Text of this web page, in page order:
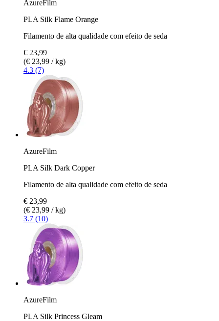
AzureFilm
PLA Silk Flame Orange
Filamento de alta qualidade com efeito de seda
€ 23,99
(€ 23,99 / kg)
4.3 (7)
AzureFilm
PLA Silk Dark Copper
Filamento de alta qualidade com efeito de seda
€ 23,99
(€ 23,99 / kg)
3.7 (10)
AzureFilm
PLA Silk Princess Gleam